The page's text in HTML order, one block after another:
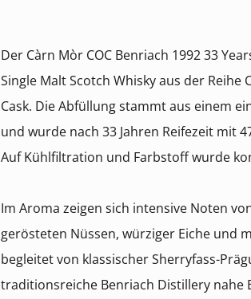
Der Càrn Mòr COC Benriach 1992 33
Single Malt Scotch Whisky aus der Reihe
Cask. Die Abfüllung stammt aus einem
und wurde nach 33 Jahren Reifezeit mit
Auf Kühlfiltration und Farbstoff wurde
Im Aroma zeigen sich intensive Noten
gerösteten Nüssen, würziger Eiche und
begleitet von klassischer Sherryfass-
traditionsreiche Benriach Distillery nahe